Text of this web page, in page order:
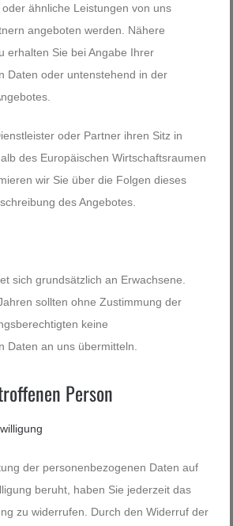
ähnliche Leistungen von uns
angeboten werden. Nähere
erhalten Sie bei Angabe Ihrer
Daten oder untenstehend in der
oder Partner ihren Sitz in
des Europäischen Wirtschaftsraumen
wir Sie über die Folgen dieses
des Angebotes.
sich grundsätzlich an Erwachsene.
sollten ohne Zustimmung der
keine
Daten an uns übermitteln.
Person
der personenbezogenen Daten auf
beruht, haben Sie jederzeit das
zu widerrufen. Durch den Widerruf der